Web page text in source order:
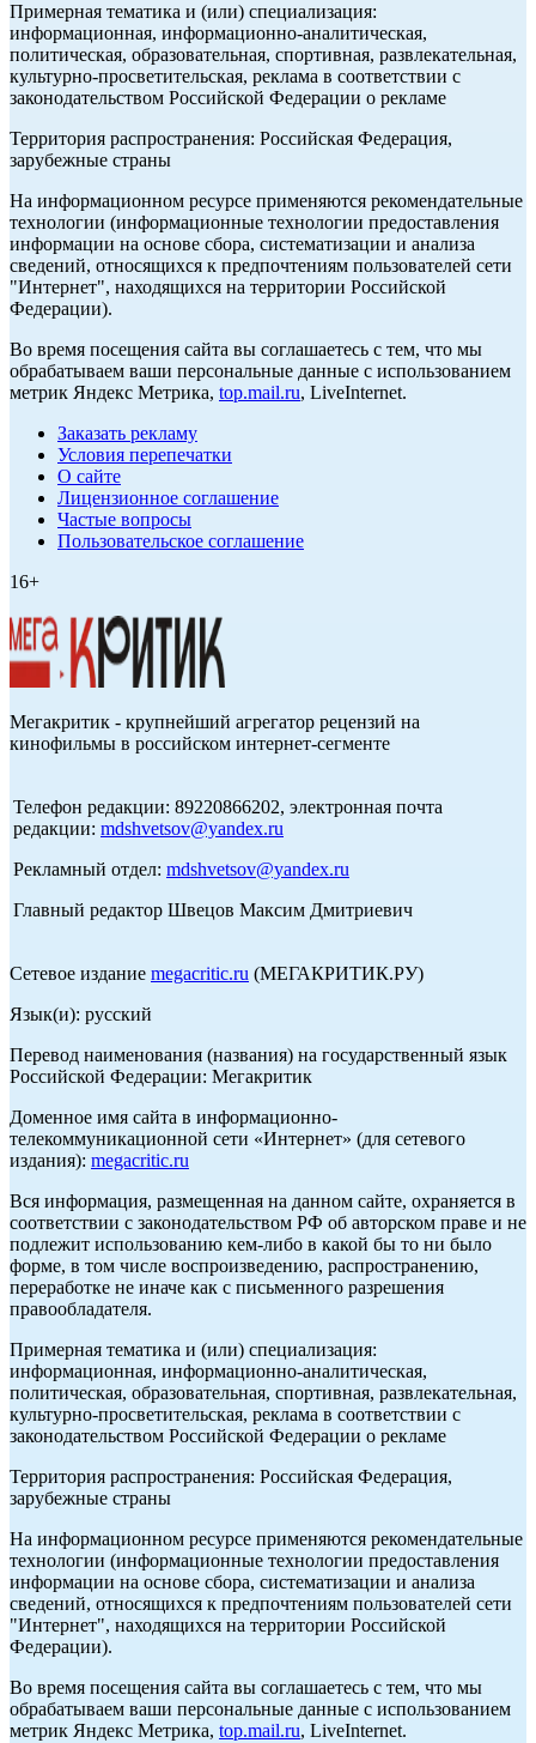
Примерная тематика и (или) специализация:
информационная, информационно-аналитическая,
политическая, образовательная, спортивная, развлекательная,
культурно-просветительская, реклама в соответствии с
законодательством Российской Федерации о рекламе
Территория распространения: Российская Федерация,
зарубежные страны
На информационном ресурсе применяются рекомендательные
технологии (информационные технологии предоставления
информации на основе сбора, систематизации и анализа
сведений, относящихся к предпочтениям пользователей сети
"Интернет", находящихся на территории Российской
Федерации).
Во время посещения сайта вы соглашаетесь с тем, что мы
обрабатываем ваши персональные данные с использованием
метрик Яндекс Метрика, top.mail.ru, LiveInternet.
Заказать рекламу
Условия перепечатки
О сайте
Лицензионное соглашение
Частые вопросы
Пользовательское соглашение
16+
Мегакритик - крупнейший агрегатор рецензий на
кинофильмы в российском интернет-сегменте
Телефон редакции: 89220866202, электронная почта
редакции: mdshvetsov@yandex.ru
Рекламный отдел: mdshvetsov@yandex.ru
Главный редактор Швецов Максим Дмитриевич
Сетевое издание megacritic.ru (МЕГАКРИТИК.РУ)
Язык(и): русский
Перевод наименования (названия) на государственный язык
Российской Федерации: Мегакритик
Доменное имя сайта в информационно-
телекоммуникационной сети «Интернет» (для сетевого
издания): megacritic.ru
Вся информация, размещенная на данном сайте, охраняется в
соответствии с законодательством РФ об авторском праве и не
подлежит использованию кем-либо в какой бы то ни было
форме, в том числе воспроизведению, распространению,
переработке не иначе как с письменного разрешения
правообладателя.
Примерная тематика и (или) специализация:
информационная, информационно-аналитическая,
политическая, образовательная, спортивная, развлекательная,
культурно-просветительская, реклама в соответствии с
законодательством Российской Федерации о рекламе
Территория распространения: Российская Федерация,
зарубежные страны
На информационном ресурсе применяются рекомендательные
технологии (информационные технологии предоставления
информации на основе сбора, систематизации и анализа
сведений, относящихся к предпочтениям пользователей сети
"Интернет", находящихся на территории Российской
Федерации).
Во время посещения сайта вы соглашаетесь с тем, что мы
обрабатываем ваши персональные данные с использованием
метрик Яндекс Метрика, top.mail.ru, LiveInternet.